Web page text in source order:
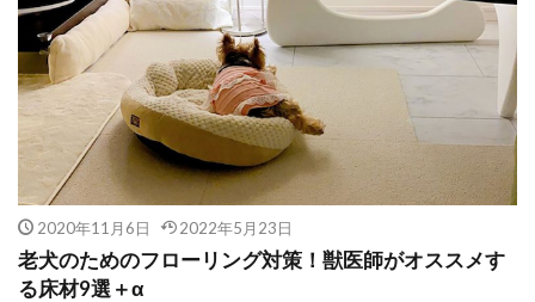
2020年11月6日 2022年5月23日
老犬のためのフローリング対策！獣医師がオススメす
る床材9選＋α